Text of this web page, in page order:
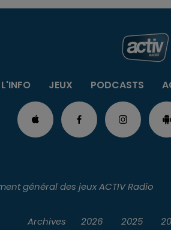
L'INFO JEUX PODCASTS
général des jeux ACTIV Radio
Archives 2026 2025